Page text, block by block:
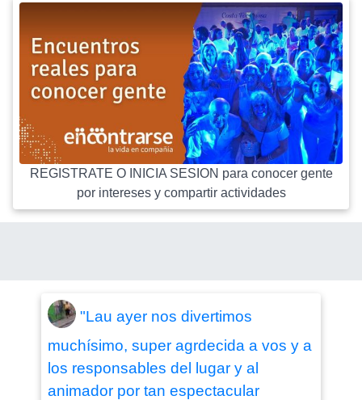
REGISTRATE O INICIA SESION para conocer gente
por intereses y compartir actividades
"Lau ayer nos divertimos
muchísimo, super agrdecida a vos y a
los responsables del lugar y al
animador por tan espectacular